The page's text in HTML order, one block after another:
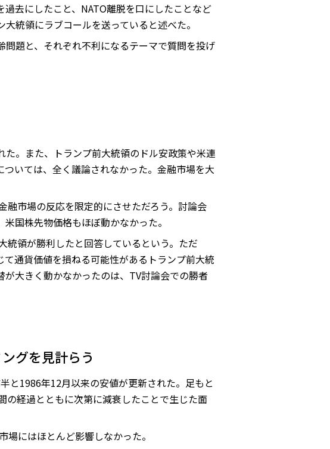
去にしたこと、NATO離脱を口にしたことなど
統領にラブコールを送っていると述べた。
題と、それぞれ不利になるテーマで質問を投げ
。また、トランプ前大統領のドル安政策や米連
いては、全く議論されなかった。金融市場を大
融市場の反応を限定的にさせただろう。討論会
国株先物価格もほぼ動かなかった。
統領が勝利したと回答しているという。ただ
通貨価値を損ねる可能性があるトランプ前大統
大きく動かなかったのは、TV討論会での勝者
グを見計らう
と1986年12月以来の安値が更新された。足もと
の経過とともに次第に減衰したことで生じた面
にはほとんど影響しなかった。